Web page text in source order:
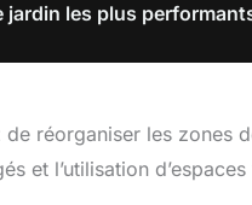
les plus
réorganiser les
et l’utilisation